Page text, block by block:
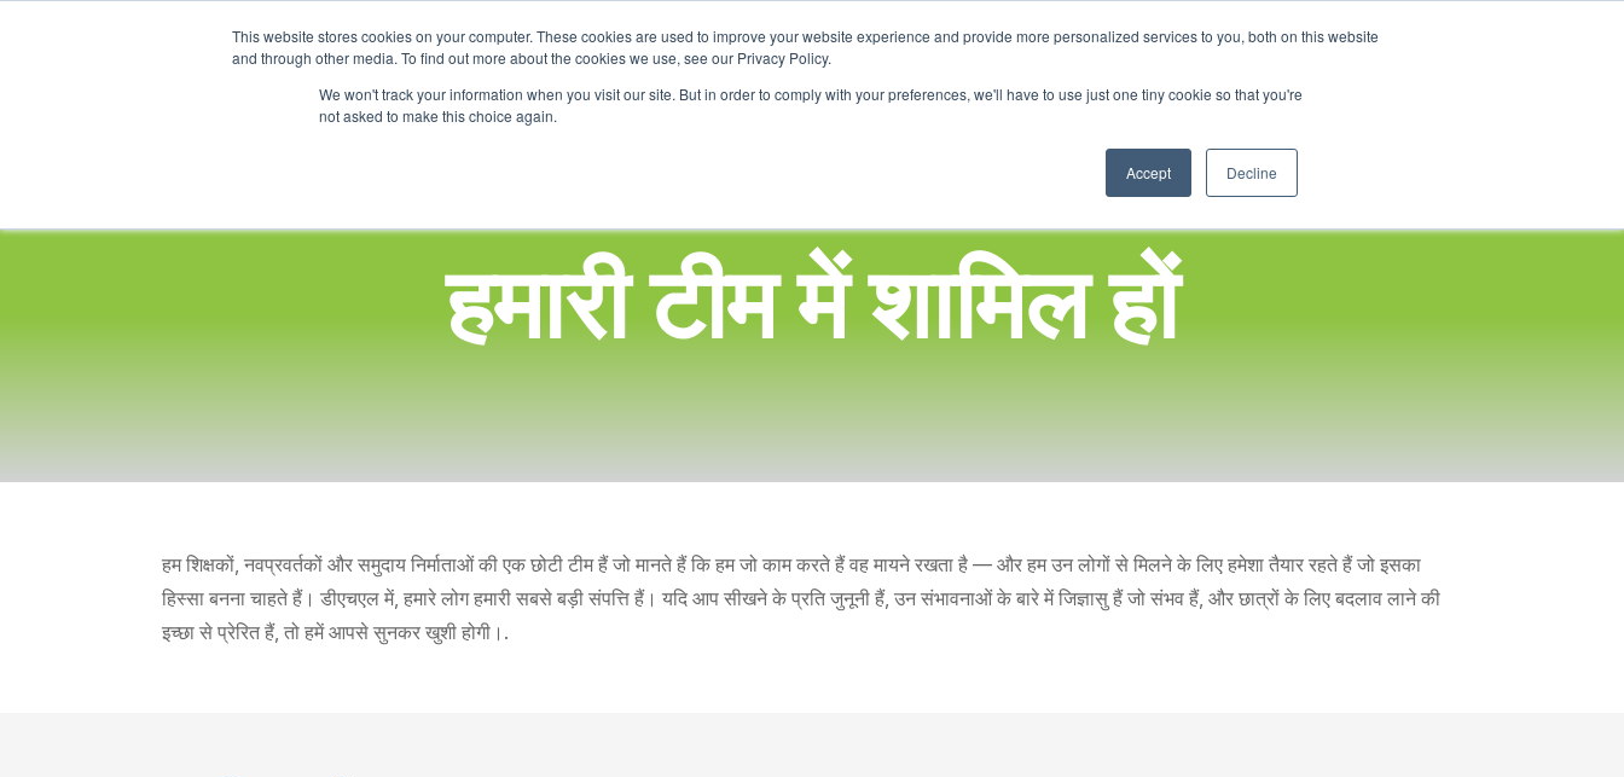
This website stores cookies on your computer. These cookies are used to improve your website experience and provide more personalized services to you, both on this website
and through other media. To find out more about the cookies we use, see our Privacy Policy.
We won't track your information when you visit our site. But in order to comply with your preferences, we'll have to use just one tiny cookie so that you're
not asked to make this choice again.
Accept Decline
हमारी टीम में शामिल हों
हम शिक्षकों, नवप्रवर्तकों और समुदाय निर्माताओं की एक छोटी टीम हैं जो मानते हैं कि हम जो काम करते हैं वह मायने रखता है — और हम उन लोगों से मिलने के लिए हमेशा तैयार रहते हैं जो इसका
हिस्सा बनना चाहते हैं। डीएचएल में, हमारे लोग हमारी सबसे बड़ी संपत्ति हैं। यदि आप सीखने के प्रति जुनूनी हैं, उन संभावनाओं के बारे में जिज्ञासु हैं जो संभव हैं, और छात्रों के लिए बदलाव लाने की
इच्छा से प्रेरित हैं, तो हमें आपसे सुनकर खुशी होगी।.